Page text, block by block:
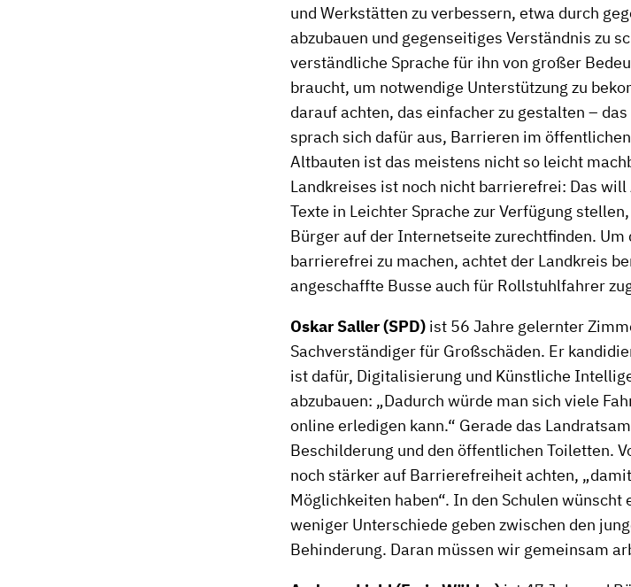
und Werkstätten zu verbessern, etwa durch
abzubauen und gegenseitiges Verständnis zu
verständliche Sprache für ihn von großer
braucht, um notwendige Unterstützung zu
darauf achten, das einfacher zu gestalten –
sprach sich dafür aus, Barrieren im
Altbauten ist das meistens nicht so leicht
Landkreises ist noch nicht barrierefrei: Das
Texte in Leichter Sprache zur Verfügung
Bürger auf der Internetseite zurechtfinden.
barrierefrei zu machen, achtet der Landkreis
angeschaffte Busse auch für Rollstuhlfahrer
Oskar Saller (SPD) ist 56 Jahre gelernter
Sachverständiger für Großschäden. Er
ist dafür, Digitalisierung und Künstliche
abzubauen: „Dadurch würde man sich viele
online erledigen kann.“ Gerade das
Beschilderung und den öffentlichen Toiletten.
noch stärker auf Barrierefreiheit achten,
Möglichkeiten haben“. In den Schulen
weniger Unterschiede geben zwischen den
Behinderung. Daran müssen wir gemeinsam